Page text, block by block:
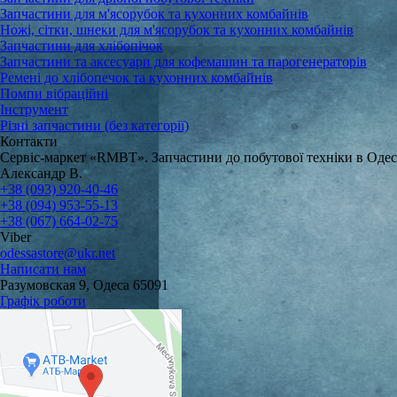
Запчастини для м'ясорубок та кухонних комбайнів
Ножі, сітки, шнеки для м'ясорубок та кухонних комбайнів
Запчастини для хлібопічок
Запчастини та аксесуари для кофемашин та парогенераторів
Ремені до хлібопечок та кухонних комбайнів
Помпи вібраційні
Інструмент
Різні запчастини (без категорії)
Контакти
Сервіс-маркет «RMBT». Запчастини до побутової техніки в
Александр В.
+38 (093) 920-40-46
+38 (094) 953-55-13
+38 (067) 664-02-75
Viber
odessastore@ukr.net
Написати нам
Разумовская 9, Одеса 65091
Графік роботи